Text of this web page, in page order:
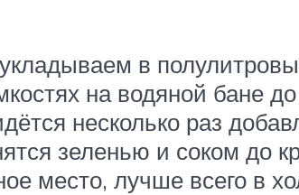
в
на водяной бане
несколько раз
зеленью и соком
место, лучше всего в